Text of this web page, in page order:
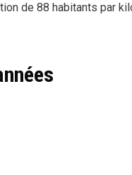
de 88 habitants par